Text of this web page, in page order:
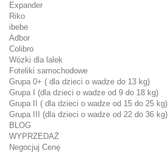
Expander
Riko
ibebe
Adbor
Colibro
Wózki dla lalek
Foteliki samochodowe
Grupa 0+ ( dla dzieci o wadze do 13 kg)
Grupa I (dla dzieci o wadze od 9 do 18 kg)
Grupa II ( dla dzieci o wadze od 15 do 25 kg)
Grupa III (dla dzieci o wadze od 22 do 36 kg)
BLOG
WYPRZEDAŻ
Negocjuj Cenę